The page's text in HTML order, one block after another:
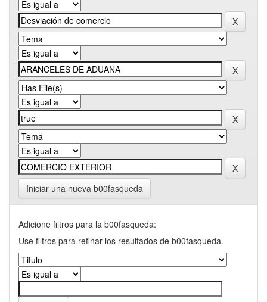
Iniciar una nueva b00fasqueda
Adicione filtros para la b00fasqueda:
Use filtros para refinar los resultados de b00fasqueda.